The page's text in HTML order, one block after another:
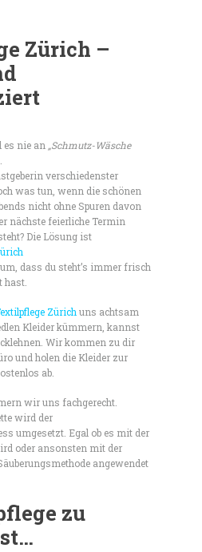
Zürich –
es nie an „Schmutz-Wäsche
verschiedenster
was tun, wenn die schönen
nicht ohne Spuren davon
nächste feierliche Termin
Die Lösung ist
dass du steht’s immer frisch
hast.
Zürichuns achtsam
Kleider kümmern, kannst
Wir kommen zu dir
und holen die Kleider zur
ab.
wir uns fachgerecht.
wird der
umgesetzt. Egal ob es mit der
oder ansonsten mit der
angewendet
zu